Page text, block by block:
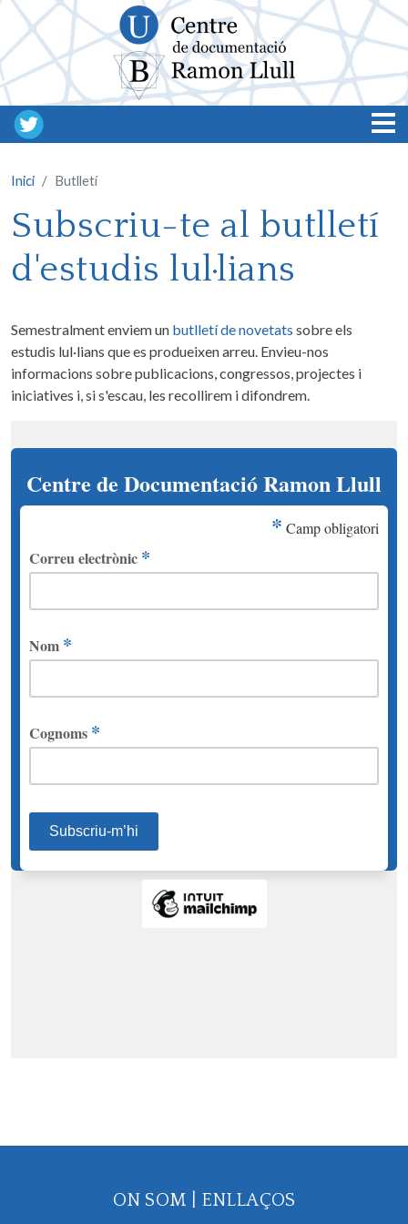
Vés al contingut
Inici Butlletí
Subscriu-te al butlletí
d'estudis lul·lians
Semestralment enviem un butlletí de novetats sobre els
estudis lul·lians que es produeixen arreu. Envieu-nos
informacions sobre publicacions, congressos, projectes i
iniciatives i, si s'escau, les recollirem i difondrem.
ON SOM ENLLAÇOS